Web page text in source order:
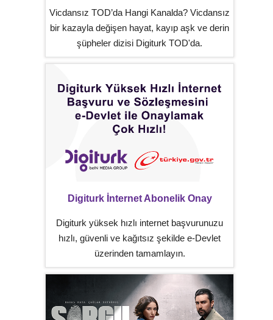
Vicdansız TOD’da Hangi Kanalda? Vicdansız
bir kazayla değişen hayat, kayıp aşk ve derin
şüpheler dizisi Digiturk TOD'da.
Digiturk İnternet Abonelik Onay
Digiturk yüksek hızlı internet başvurunuzu
hızlı, güvenli ve kağıtsız şekilde e-Devlet
üzerinden tamamlayın.